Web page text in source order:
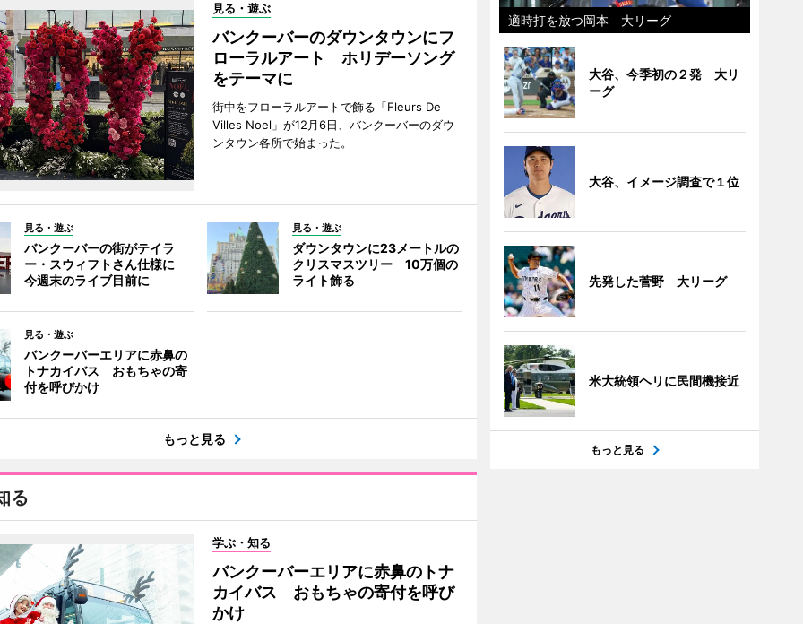
見る・遊ぶ
バンクーバーのダウンタウンにフ
ローラルアート ホリデーソング
をテーマに
街中をフローラルアートで飾る「Fleurs De
Villes Noel」が12月6日、バンクーバーのダウ
ンタウン各所で始まった。
見る・遊ぶ
バンクーバーの街がテイラ
ー・スウィフトさん仕様に
今週末のライブ目前に
見る・遊ぶ
ダウンタウンに23メートルの
クリスマスツリー 10万個の
ライト飾る
見る・遊ぶ
バンクーバーエリアに赤鼻の
トナカイバス おもちゃの寄
付を呼びかけ
もっと見る
る
学ぶ・知る
バンクーバーエリアに赤鼻のトナ
カイバス おもちゃの寄付を呼び
かけ
適時打を放つ岡本 大リーグ
大谷、今季初の２発 大リ
ーグ
大谷、イメージ調査で１位
先発した菅野 大リーグ
米大統領ヘリに民間機接近
もっと見る